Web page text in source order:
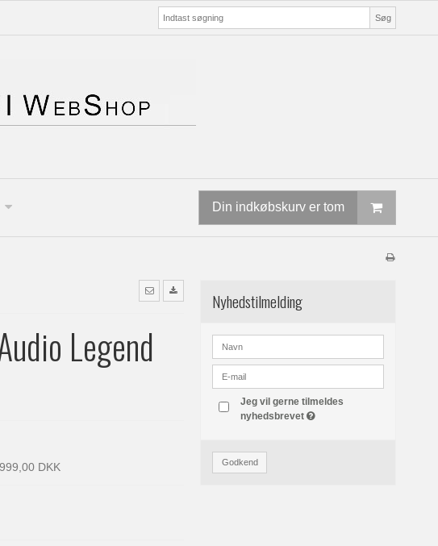
Søg
Din indkøbskurv er tom
Legend
DKK
Nyhedstilmelding
Jeg vil gerne tilmeldes
nyhedsbrevet
Godkend